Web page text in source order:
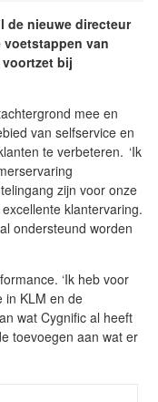
de nieuwe directeur
van
voortzet bij
mee en
van selfservice en
te verbeteren. ‘Ik
zijn voor onze
klantervaring.
ondersteund worden
‘Ik heb voor
in KLM en de
wat Cygnific al heeft
toevoegen aan wat er